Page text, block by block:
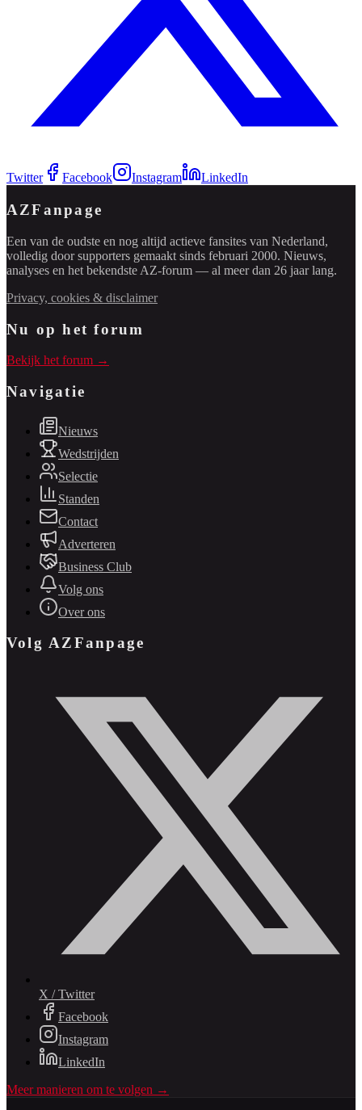
Twitter Facebook Instagram LinkedIn
AZFanpage
Een van de oudste en nog altijd actieve fansites van Nederland,
volledig door supporters gemaakt sinds februari 2000. Nieuws,
analyses en het bekendste AZ-forum — al meer dan 26 jaar lang.
Privacy, cookies & disclaimer
Nu op het forum
Bekijk het forum →
Navigatie
Nieuws
Wedstrijden
Selectie
Standen
Contact
Adverteren
Business Club
Volg ons
Over ons
Volg AZFanpage
X / Twitter
Facebook
Instagram
LinkedIn
Meer manieren om te volgen →